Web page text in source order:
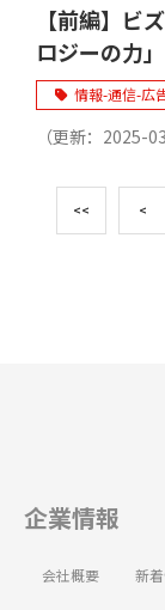
【前編】ビ
ロジーの力
方をつくる
情報-通信-広
（更新： 2025-
<< <
企業情報
会社概要 新